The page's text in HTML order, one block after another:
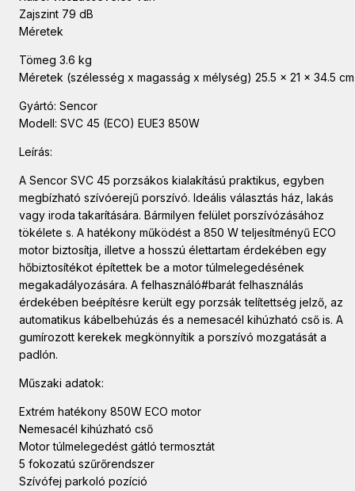
Zajszint 79 dB
Méretek
Tömeg 3.6 kg
Méretek (szélesség x magasság x mélység) 25.5 x 21 x 34.5 cm
Gyártó: Sencor
Modell: SVC 45 (ECO) EUE3 850W
Leírás:
A Sencor SVC 45 porzsákos kialakítású praktikus, egyben
megbízható szívóerejű porszívó. Ideális választás ház, lakás
vagy iroda takarítására. Bármilyen felület porszívózásához
tökélete s. A hatékony működést a 850 W teljesítményű ECO
motor biztosítja, illetve a hosszú élettartam érdekében egy
hőbiztosítékot építettek be a motor túlmelegedésének
megakadályozására. A felhasználó#barát felhasználás
érdekében beépítésre került egy porzsák telítettség jelző, az
automatikus kábelbehúzás és a nemesacél kihúzható cső is. A
gumírozott kerekek megkönnyítik a porszívó mozgatását a
padlón.
Műszaki adatok:
Extrém hatékony 850W ECO motor
Nemesacél kihúzható cső
Motor túlmelegedést gátló termosztát
5 fokozatú szűrőrendszer
Szívófej parkoló pozíció